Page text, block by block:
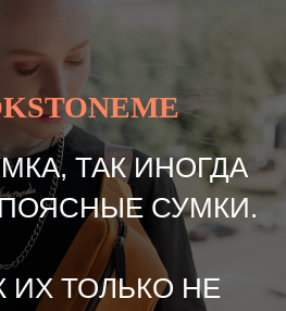
ТАК ИНОГДА
СУМКИ.
ИХ ТОЛЬКО НЕ